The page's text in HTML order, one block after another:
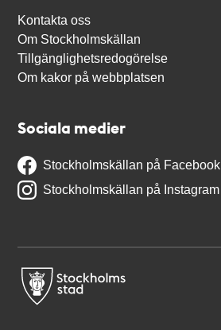
Kontakta oss
Om Stockholmskällan
Tillgänglighetsredogörelse
Om kakor på webbplatsen
Sociala medier
Stockholmskällan på Facebook
Stockholmskällan på Instagram